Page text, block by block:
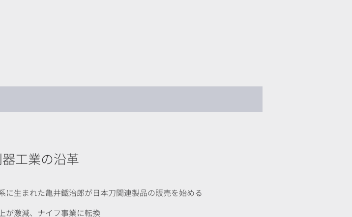
工業の沿革
生まれた亀井鐵治郎が日本刀関連製品の販売を始める
が激減、ナイフ事業に転換